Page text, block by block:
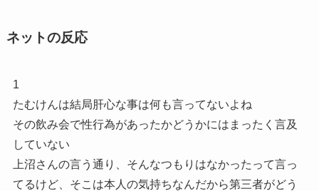
ネットの反応
1
たむけんは結局肝心な事は何も言ってないよね
その飲み会で性行為があったかどうかにはまったく言及
していない
上沼さんの言う通り、そんなつもりはなかったって言っ
てるけど、そこは本人の気持ちなんだから第三者がどう